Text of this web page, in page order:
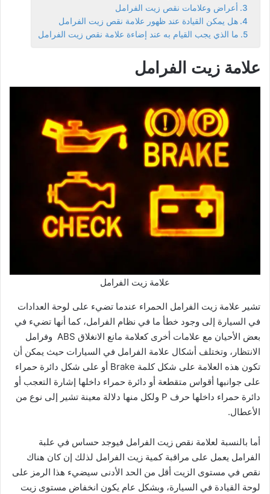
أعراض وعلامات نقص زيت الفرامل
هل يمكن القيادة عند ظهور علامة نقص زيت الفرامل
ما الذي يجب القيام به عند إضاءة علامة نقص زيت الفرامل
علامة زيت الفرامل
علامة زيت الفرامل
تشير علامة زيت الفرامل الحمراء عندما تضيء على لوحة العدادات
في السيارة إلى وجود خطأ ما في نظام الفرامل، كما أنها تضيء في
بعض الأحيان مع علامات أخرى كعلامة مانع الانغلاق ABS وفرامل
الانتظار، وتختلف أشكال علامة الفرامل في السيارات حيث يمكن أن
تكون هذه العلامة على شكل كلمة Brake أو على شكل دائرة حمراء
على جوانبها أقواس متقطعة أو دائرة حمراء داخلها إشارة التعجب أو
دائرة حمراء داخلها حرف P ولكل منها دلالة معينة تشير إلى نوع من
الأعطال.
أما بالنسبة لعلامة نقص زيت الفرامل فيوجد حساس في علبة
الفرامل يعمل على مراقبة كمية زيت الفرامل لذلك إن كان هناك
نقص في مستوى الزيت أقل من الحد الأدنى سيضيء هذا الرمز على
لوحة القيادة في السيارة، وبشكل عام يكون انخفاض مستوى زيت